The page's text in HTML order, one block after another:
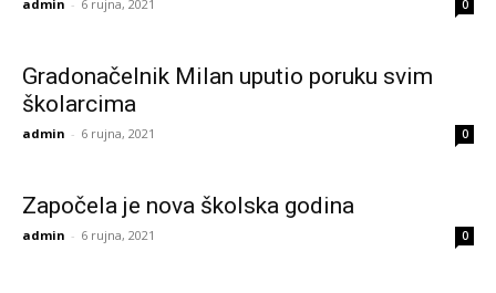
admin - 6 rujna, 2021 0
Gradonačelnik Milan uputio poruku svim
školarcima
admin - 6 rujna, 2021 0
Započela je nova školska godina
admin - 6 rujna, 2021 0